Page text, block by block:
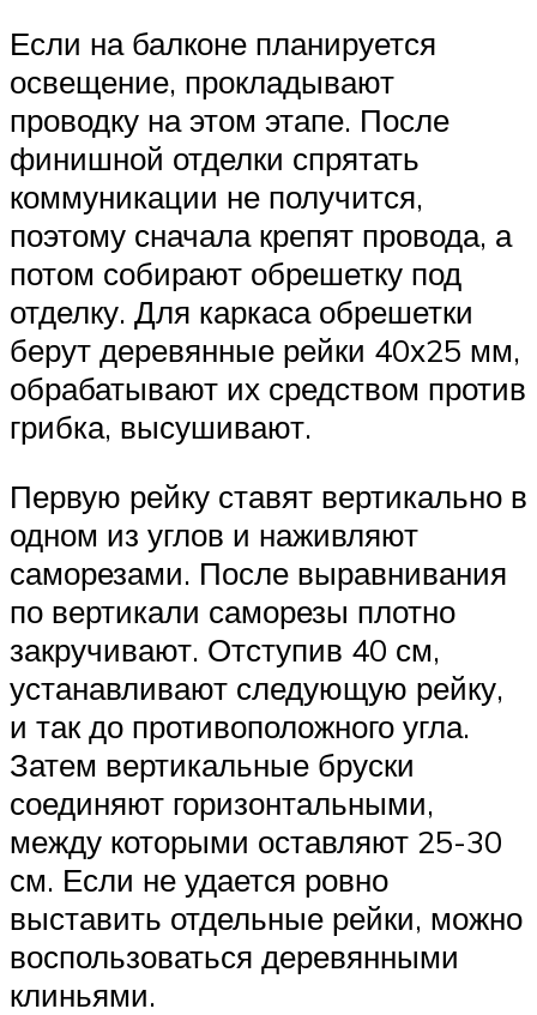
Если на балконе планируется
освещение, прокладывают
проводку на этом этапе. После
финишной отделки спрятать
коммуникации не получится,
поэтому сначала крепят провода, а
потом собирают обрешетку под
отделку. Для каркаса обрешетки
берут деревянные рейки 40х25 мм,
обрабатывают их средством против
грибка, высушивают.
Первую рейку ставят вертикально в
одном из углов и наживляют
саморезами. После выравнивания
по вертикали саморезы плотно
закручивают. Отступив 40 см,
устанавливают следующую рейку,
и так до противоположного угла.
Затем вертикальные бруски
соединяют горизонтальными,
между которыми оставляют 25-30
см. Если не удается ровно
выставить отдельные рейки, можно
воспользоваться деревянными
клиньями.